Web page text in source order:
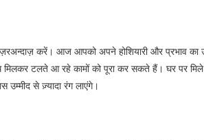
करें। आज आपको अपने होशियारी और प्रभाव
मिलकर टलते आ रहे कामों को पूरा कर सकते हैं। घर पर
से ज़्यादा रंग लाएंगे।